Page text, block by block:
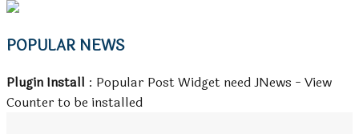
POPULAR NEWS
Plugin Install : Popular Post Widget need JNews - View
Counter to be installed